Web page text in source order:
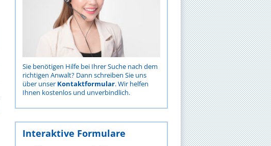
Sie benötigen Hilfe bei Ihrer Suche nach dem
richtigen Anwalt? Dann schreiben Sie uns
über unser Kontaktformular. Wir helfen
Ihnen kostenlos und unverbindlich.
Interaktive Formulare